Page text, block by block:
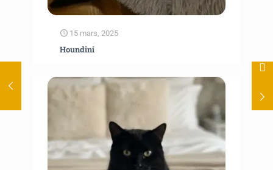
15 mars, 2025
Houndini